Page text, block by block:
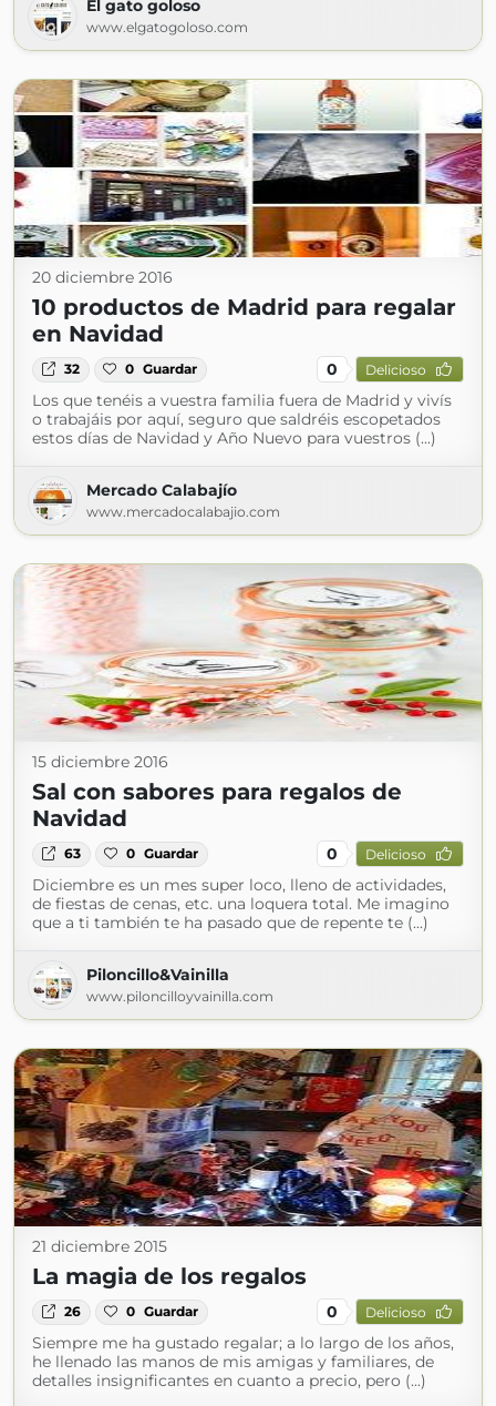
El gato goloso
www.elgatogoloso.com
20 diciembre 2016
10 productos de Madrid para regalar
en Navidad
32 0 Guardar 0 Delicioso
Los que tenéis a vuestra familia fuera de Madrid y vivís
o trabajáis por aquí, seguro que saldréis escopetados
estos días de Navidad y Año Nuevo para vuestros (...)
Mercado Calabajío
www.mercadocalabajio.com
15 diciembre 2016
Sal con sabores para regalos de
Navidad
63 0 Guardar 0 Delicioso
Diciembre es un mes super loco, lleno de actividades,
de fiestas de cenas, etc. una loquera total. Me imagino
que a ti también te ha pasado que de repente te (...)
Piloncillo&Vainilla
www.piloncilloyvainilla.com
21 diciembre 2015
La magia de los regalos
26 0 Guardar 0 Delicioso
Siempre me ha gustado regalar; a lo largo de los años,
he llenado las manos de mis amigas y familiares, de
detalles insignificantes en cuanto a precio, pero (...)